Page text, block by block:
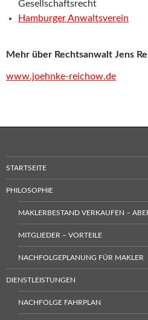
Gesellschaftsrecht
Hamburger Anwaltsverein
Mehr über Rechtsanwalt Jens
www.joehnke-reichow.de
STARTSEITE
PHILOSOPHIE
MAKLERBESTAND VERKAUFEN –
MITGLIEDER – VORTEILE
NACHFOLGEPLANUNG FÜR MAKLER
DIENSTLEISTUNGEN
NACHFOLGE FAHRPLAN